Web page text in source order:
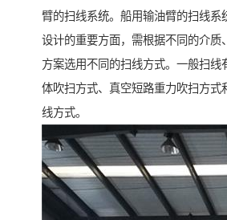
臂的扫线系统。船用输油臂的扫线系
设计的重要方面，需根据不同的介质
方案选用不同的扫线方式。一般扫线
体吹扫方式、真空短路重力吹扫方式
线方式。